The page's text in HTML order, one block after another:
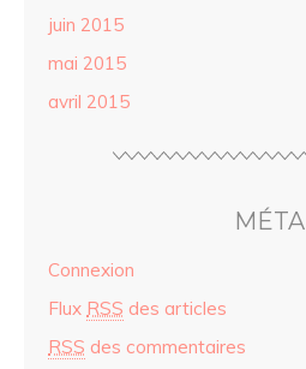
juin 2015
mai 2015
avril 2015
MÉTA
Connexion
Flux RSS des articles
RSS des commentaires